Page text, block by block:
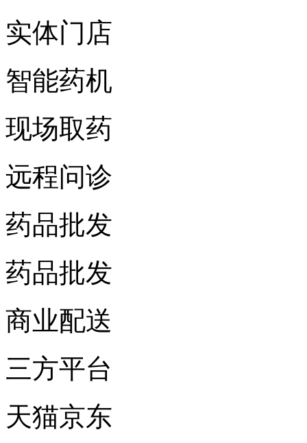
实体门店
智能药机
现场取药
远程问诊
药品批发
药品批发
商业配送
三方平台
天猫京东